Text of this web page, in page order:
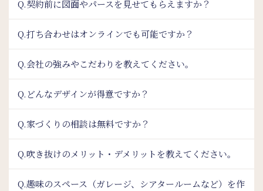
Q.契約前に図面やパースを見せてもらえますか？
Q.打ち合わせはオンラインでも可能ですか？
Q.会社の強みやこだわりを教えてください。
Q.どんなデザインが得意ですか？
Q.家づくりの相談は無料ですか？
Q.吹き抜けのメリット・デメリットを教えてください。
Q.趣味のスペース（ガレージ、シアタールームなど）を作